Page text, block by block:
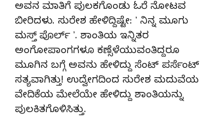
ಅವನ ಮಾತಿಗೆ ಪುಲಕಗೊಂಡು ಓರೆ ನೋಟವ
ಬೀರಿದಳು. ಸುರೇಶ ಹೇಳಿದ್ದಿಷ್ಟೇ: ʼ ನಿನ್ನ ಮೂಗು
ಮಸ್ತ್‌ ಪೊರ್ಲ್‌ ʼ. ಶಾಂತಿಯ ಇನ್ನಿತರ
ಅಂಗೋಪಾಂಗಗಳೂ ಕಣ್ಸೆಳೆಯುವಂತಿದ್ದರೂ
ಮೂಗಿನ ಬಗ್ಗೆ ಅವನು ಹೇಳಿದ್ದು ಸೆಂಟ್‌ ಪರ್ಸೆಂಟ್‌
ಸತ್ಯವಾಗಿತ್ತು! ಉದ್ವೇಗದಿಂದ ಸುರೇಶ ಮದುವೆಯ
ವೇದಿಕೆಯ ಮೇಲೆಯೇ ಹೇಳಿದ್ದು ಶಾಂತಿಯನ್ನು
ಪುಲಕಿತಗೊಳಿಸಿತ್ತು.